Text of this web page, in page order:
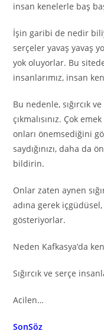
insan kenelerle baş
İşin garibi de nedir
serçeler yavaş yavaş
yok oluyorlar. Bu
insanlarımız, insan
Bu nedenle, sığırcık
çıkmalısınız. Çok
onları önemsediğini
saydığınızı, daha da
bildirin.
Onlar zaten aynen
adına gerek
gösteriyorlar.
Neden Kafkasya’da
Sığırcık ve serçe
Acilen…
SonSöz